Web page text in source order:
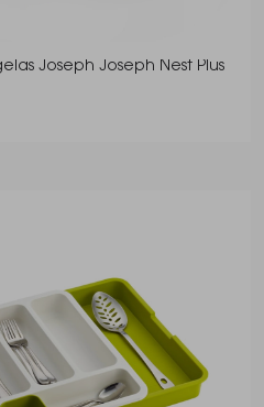
Joseph Joseph Nest Plus